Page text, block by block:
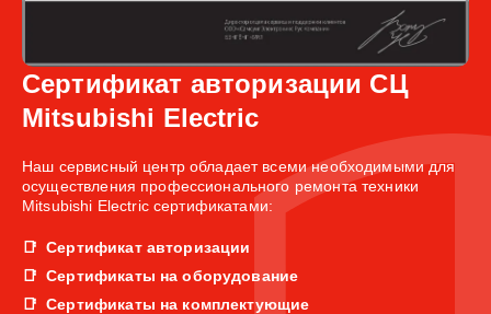
Сертификат авторизации СЦ
Mitsubishi Electric
Наш сервисный центр обладает всеми необходимыми для
осуществления профессионального ремонта техники
Mitsubishi Electric сертификатами:
Сертификат авторизации
Сертификаты на оборудование
Сертификаты на комплектующие